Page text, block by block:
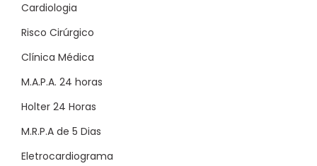
Cardiologia
Risco Cirúrgico
Clínica Médica
M.A.P.A. 24 horas
Holter 24 Horas
M.R.P.A de 5 Dias
Eletrocardiograma